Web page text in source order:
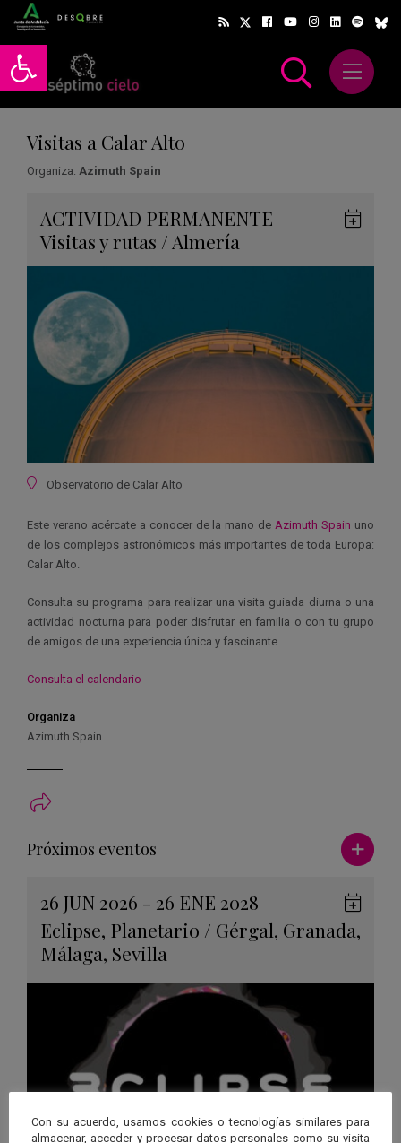
Abrir barra de herramientas
Abrir
Visitas a Calar Alto
Organiza: Azimuth Spain
ACTIVIDAD PERMANENTE
Visitas y rutas / Almería
Ubicación
Observatorio de Calar Alto
Este verano acércate a conocer de la mano de Azimuth Spain uno
de los complejos astronómicos más importantes de toda Europa:
Calar Alto.
Consulta su programa para realizar una visita guiada diurna o una
actividad nocturna para poder disfrutar en familia o con tu grupo
de amigos de una experiencia única y fascinante.
Consulta el calendario
Organiza
Azimuth Spain
Próximos eventos Ver más
26 JUN 2026 - 26 ENE 2028
Eclipse, Planetario / Gérgal, Granada,
Málaga, Sevilla
en
Con su acuerdo, usamos cookies o tecnologías similares para
almacenar, acceder y procesar datos personales como su visita